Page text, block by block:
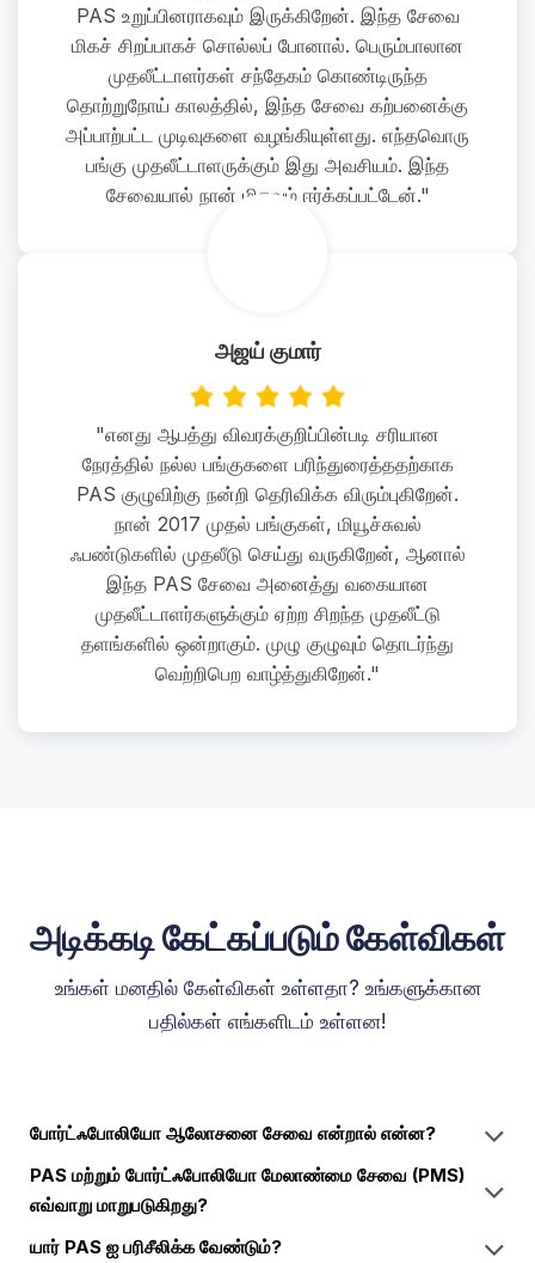
PAS உறுப்பினராகவும் இருக்கிறேன். இந்த சேவை
மிகச் சிறப்பாகச் சொல்லப் போனால். பெரும்பாலான
முதலீட்டாளர்கள் சந்தேகம் கொண்டிருந்த
தொற்றுநோய் காலத்தில், இந்த சேவை கற்பனைக்கு
அப்பாற்பட்ட முடிவுகளை வழங்கியுள்ளது. எந்தவொரு
பங்கு முதலீட்டாளருக்கும் இது அவசியம். இந்த
சேவையால் நான் மிகவும் ஈர்க்கப்பட்டேன்."
அஜய் குமார்
"எனது ஆபத்து விவரக்குறிப்பின்படி சரியான
நேரத்தில் நல்ல பங்குகளை பரிந்துரைத்ததற்காக
PAS குழுவிற்கு நன்றி தெரிவிக்க விரும்புகிறேன்.
நான் 2017 முதல் பங்குகள், மியூச்சுவல்
ஃபண்டுகளில் முதலீடு செய்து வருகிறேன், ஆனால்
இந்த PAS சேவை அனைத்து வகையான
முதலீட்டாளர்களுக்கும் ஏற்ற சிறந்த முதலீட்டு
தளங்களில் ஒன்றாகும். முழு குழுவும் தொடர்ந்து
வெற்றிபெற வாழ்த்துகிறேன்."
அடிக்கடி கேட்கப்படும் கேள்விகள்
உங்கள் மனதில் கேள்விகள் உள்ளதா? உங்களுக்கான
பதில்கள் எங்களிடம் உள்ளன!
போர்ட்ஃபோலியோ ஆலோசனை சேவை என்றால் என்ன?
PAS மற்றும் போர்ட்ஃபோலியோ மேலாண்மை சேவை (PMS)
எவ்வாறு மாறுபடுகிறது?
யார் PAS ஐ பரிசீலிக்க வேண்டும்?